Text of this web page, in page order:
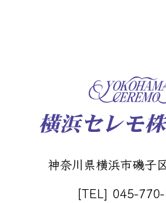
神奈川県横浜市磯子
[TEL] 045-